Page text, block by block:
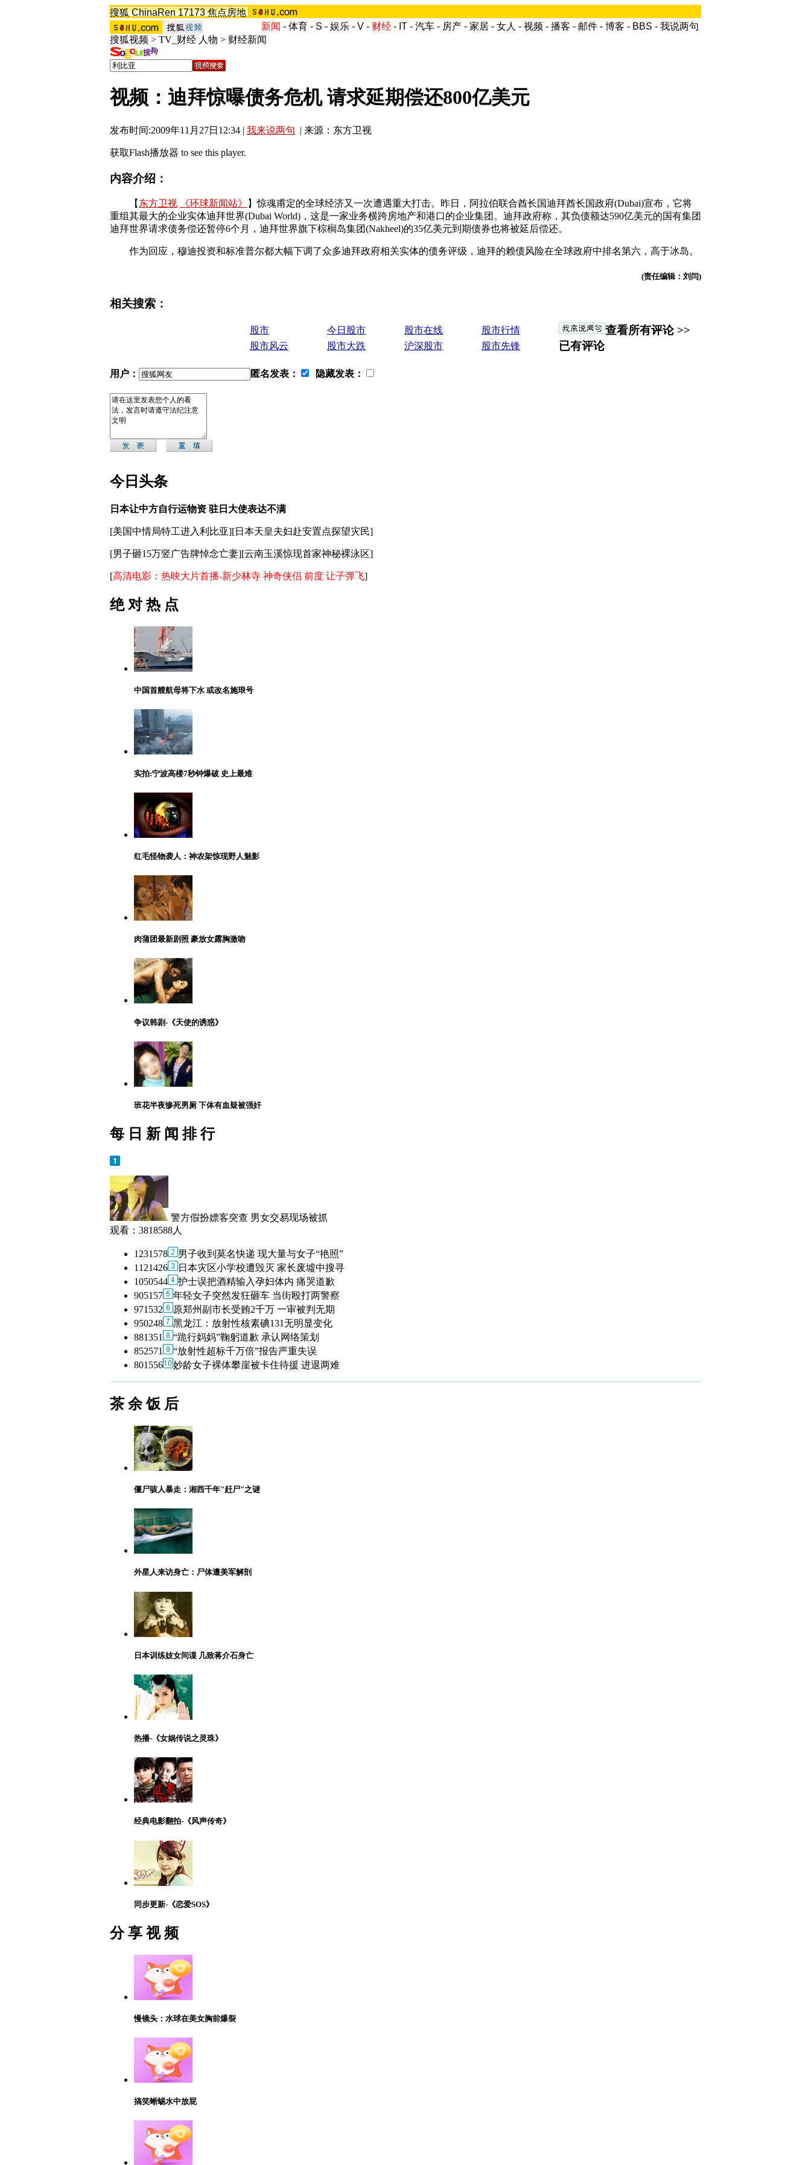
搜狐 ChinaRen 17173 焦点房地
产 搜狗 新闻 - 体育 - S - 娱乐 - V - 财经 - IT - 汽车 - 房产 - 家居 - 女人 - 视频 - 播客 - 邮件 - 博客 - BBS - 我说两句
搜狐视频 > TV_财经 人物 > 财经新闻
视频：迪拜惊曝债务危机 请求延期偿还800亿美元
发布时间:2009年11月27日12:34 | 我来说两句 | 来源：东方卫视
获取Flash播放器 to see this player.
内容介绍：
【 东方卫视 《环球新闻站》
】惊魂甫定的全球经济又一次遭遇重大打击。昨日，阿拉伯联合酋长国迪拜酋长国政府(Dubai)宣布，它将
重组其最大的企业实体迪拜世界(Dubai World)，这是一家业务横跨房地产和港口的企业集团。迪拜政府称，其负债额达590亿美元的国有集团
迪拜世界请求债务偿还暂停6个月，迪拜世界旗下棕榈岛集团(Nakheel)的35亿美元到期债券也将被延后偿还。
作为回应，穆迪投资和标准普尔都大幅下调了众多迪拜政府相关实体的债务评级，迪拜的赖债风险在全球政府中排名第六，高于冰岛。
(责任编辑：刘闫)
相关搜索：
股市 今日股市 股市在线
股市行情
股市风云
股市大跌 沪深股市 股市先锋
查看所有评论 >>
已有评论
用户： 匿名发表： 隐藏发表：
今日头条
日本让中方自行运物资 驻日大使表达不满
[美国中情局特工进入利比亚][日本天皇夫妇赴安置点探望灾民]
[男子砸15万竖广告牌悼念亡妻][云南玉溪惊现首家神秘裸泳区]
[高清电影： 热映大片首播-新少林寺 神奇侠侣 前度 让子弹飞]
绝 对 热 点
中国首艘航母将下水 或改名施琅号
实拍:宁波高楼7秒钟爆破 史上最难
红毛怪物袭人：神农架惊现野人魅影
肉蒲团最新剧照 豪放女露胸激吻
争议韩剧-《天使的诱惑》
班花半夜惨死男厕 下体有血疑被强奸
每 日 新 闻 排 行
警方假扮嫖客突查 男女交易现场被抓
观看： 3818588人
1231578
男子收到莫名快递 现大量与女子“艳照”
1121426
日本灾区小学校遭毁灭 家长废墟中搜寻
1050544
护士误把酒精输入孕妇体内 痛哭道歉
905157
年轻女子突然发狂砸车 当街殴打两警察
971532
原郑州副市长受贿2千万 一审被判无期
950248
黑龙江：放射性核素碘131无明显变化
881351
“跪行妈妈”鞠躬道歉 承认网络策划
852571
“放射性超标千万倍”报告严重失误
801556
妙龄女子裸体攀崖被卡住待援 进退两难
茶 余 饭 后
僵尸骇人暴走：湘西千年"赶尸"之谜
外星人来访身亡：尸体遭美军解剖
日本训练妓女间谍 几致蒋介石身亡
热播-《女娲传说之灵珠》
经典电影翻拍-《风声传奇》
同步更新-《恋爱SOS》
分 享 视 频
慢镜头：水球在美女胸前爆裂
搞笑蜥蜴水中放屁